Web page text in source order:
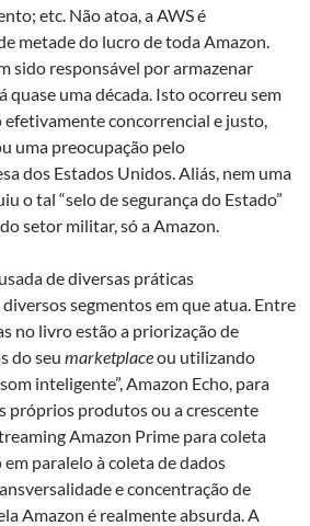
etc. Não atoa, a AWS é
metade do lucro de toda Amazon.
sido responsável por armazenar
quase uma década. Isto ocorreu sem
concorrencial e justo,
uma preocupação pelo
dos Estados Unidos. Aliás, nem uma
o tal “selo de segurança do Estado”
setor militar, só a Amazon.
de diversas práticas
segmentos em que atua. Entre
no livro estão a priorização de
do seu marketplaceou utilizando
inteligente”, Amazon Echo, para
próprios produtos ou a crescente
Amazon Prime para coleta
em paralelo à coleta de dados
e concentração de
Amazon é realmente absurda. A